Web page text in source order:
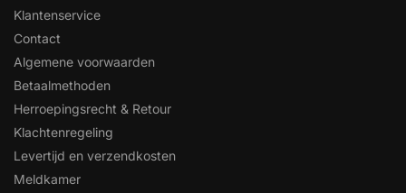
Klantenservice
Contact
Algemene voorwaarden
Betaalmethoden
Herroepingsrecht & Retour
Klachtenregeling
Levertijd en verzendkosten
Meldkamer